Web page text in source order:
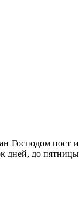
Господом пост и
дней, до пятницы